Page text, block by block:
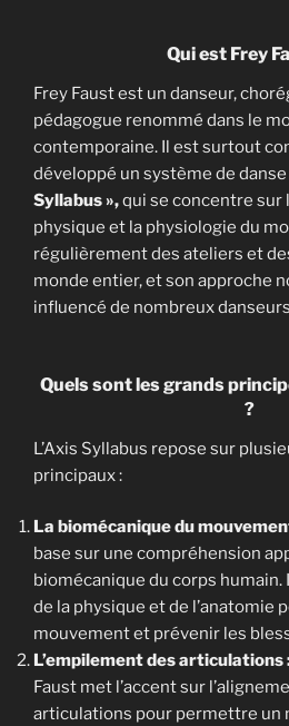
Qui est Frey
Frey Faust est un danseur,
pédagogue renommé dans le
contemporaine. Il est surtout
développé un système de
Syllabus »,qui se concentre sur
physique et la physiologie du
régulièrement des ateliers et
monde entier, et son approche
influencé de nombreux
Quels sont les grands
?
L’Axis Syllabus repose sur
principaux :
La biomécanique du
base sur une compréhension
biomécanique du corps humain.
de la physique et de l’anatomie
mouvement et prévenir les
L’empilement des articulations
Faust met l’accent sur
articulations pour permettre un